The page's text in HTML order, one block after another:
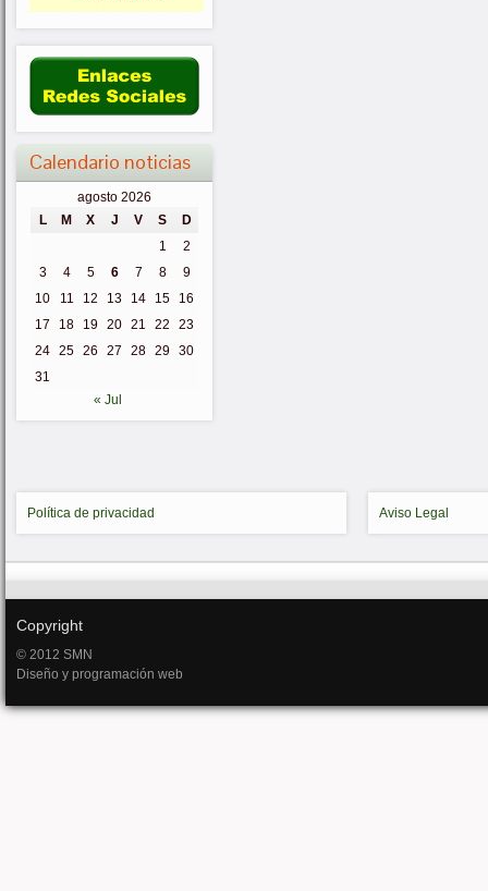
Calendario noticias
agosto 2026
L
M X J V S
D
1
2
3
4 5 6 7 8
9
10
11 12 13 14 15
16
17
18 19 20 21 22
23
24 25 26 27 28 29 30
31
« Jul
Política de privacidad Aviso Legal
Copyright
© 2012 SMN
Diseño y programación web